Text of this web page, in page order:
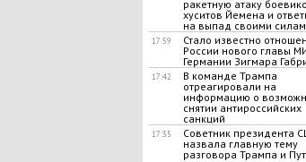
ракетную атаку
хуситов Йемена и
на выпад своими
17:59
Стало известно
России нового главы
Германии Зигмара
17:42
В команде Трампа
отреагировали на
информацию о
снятии антироссийских
санкций
17:35
Советник президента
назвала главную тему
разговора Трампа и